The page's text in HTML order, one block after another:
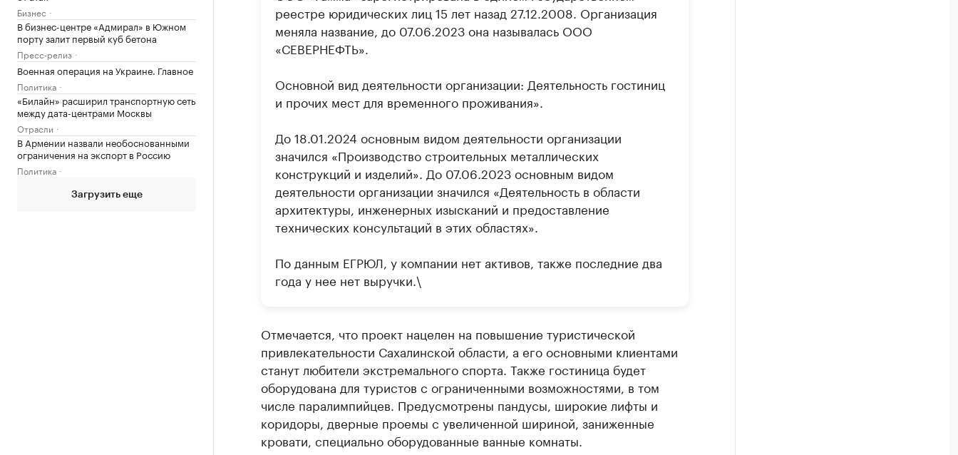
Бизнес
В бизнес-центре «Адмирал» в Южном
порту залит первый куб бетона
Пресс-релиз
Военная операция на Украине. Главное
Политика
«Билайн» расширил транспортную сеть
между дата-центрами Москвы
Отрасли
В Армении назвали необоснованными
ограничения на экспорт в Россию
Политика
Загрузить еще
реестре юридических лиц 15 лет назад 27.12.2008. Организация
меняла название, до 07.06.2023 она называлась ООО
«СЕВЕРНЕФТЬ».
Основной вид деятельности организации: Деятельность гостиниц
и прочих мест для временного проживания».
До 18.01.2024 основным видом деятельности организации
значился «Производство строительных металлических
конструкций и изделий». До 07.06.2023 основным видом
деятельности организации значился «Деятельность в области
архитектуры, инженерных изысканий и предоставление
технических консультаций в этих областях».
По данным ЕГРЮЛ, у компании нет активов, также последние два
года у нее нет выручки.\
Отмечается, что проект нацелен на повышение туристической
привлекательности Сахалинской области, а его основными клиентами
станут любители экстремального спорта. Также гостиница будет
оборудована для туристов с ограниченными возможностями, в том
числе паралимпийцев. Предусмотрены пандусы, широкие лифты и
коридоры, дверные проемы с увеличенной шириной, заниженные
кровати, специально оборудованные ванные комнаты.